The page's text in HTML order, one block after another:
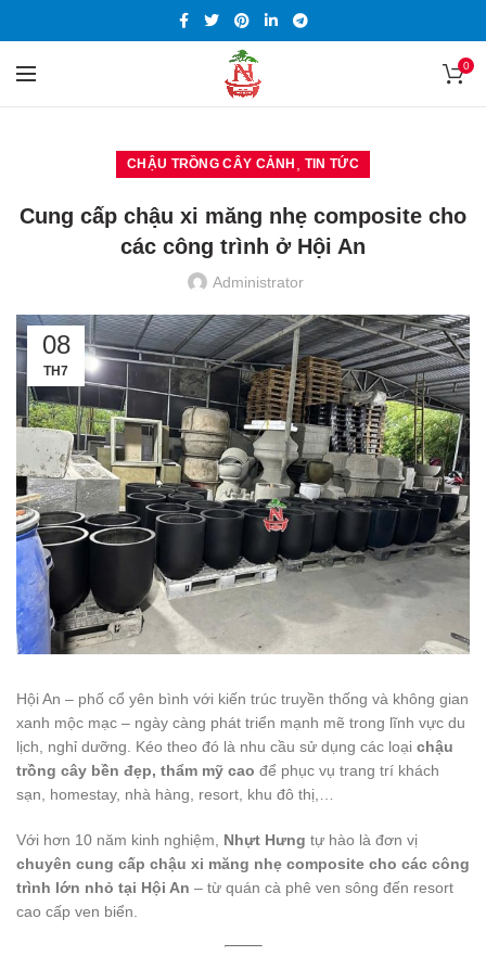
0
CHẬU TRỒNG CÂY CẢNH TIN TỨC
Cung cấp chậu xi măng nhẹ composite cho
các công trình ở Hội An
Administrator
08
TH7
Hội An – phố cổ yên bình với kiến trúc truyền thống và không gian
xanh mộc mạc – ngày càng phát triển mạnh mẽ trong lĩnh vực du
lịch, nghỉ dưỡng. Kéo theo đó là nhu cầu sử dụng các loại chậu
trồng cây bền đẹp, thẩm mỹ cao để phục vụ trang trí khách
sạn, homestay, nhà hàng, resort, khu đô thị,…
Với hơn 10 năm kinh nghiệm, Nhựt Hưng tự hào là đơn vị
chuyên cung cấp chậu xi măng nhẹ composite cho các công
trình lớn nhỏ tại Hội An – từ quán cà phê ven sông đến resort
cao cấp ven biển.